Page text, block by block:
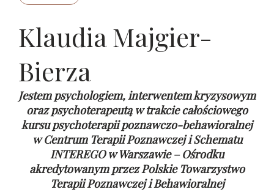
Klaudia Majgier-
Bierza
Jestem psychologiem, interwentem kryzysowym
oraz psychoterapeutą w trakcie całościowego
kursu psychoterapii poznawczo-behawioralnej
wCentrum Terapii Poznawczej i Schematu
INTEREGO w Warszawie – Ośrodku
akredytowanym przez Polskie Towarzystwo
Terapii Poznawczej i Behawioralnej